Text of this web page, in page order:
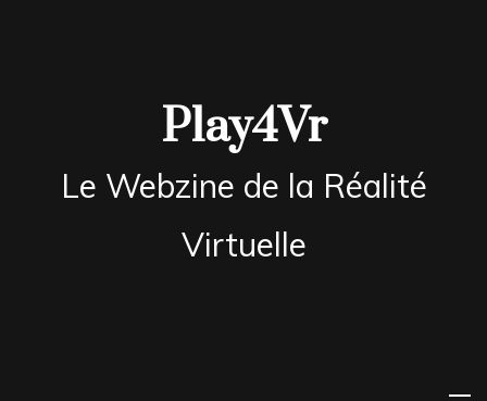
Play4Vr
Le Webzine de la Réalité
Virtuelle